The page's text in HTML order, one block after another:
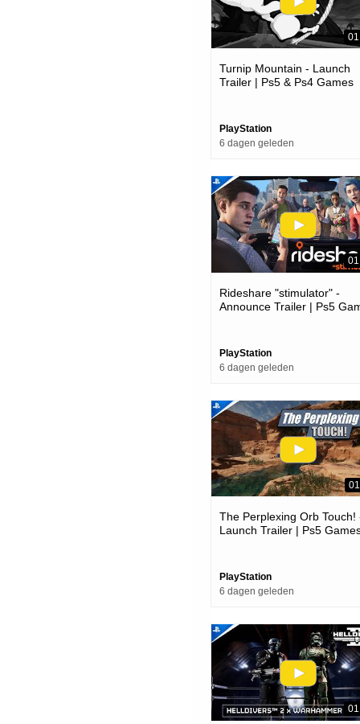
Turnip Mountain - Launch
Trailer | Ps5 & Ps4 Games
PlayStation
6 dagen geleden
Rideshare "stimulator" -
Announce Trailer | Ps5
PlayStation
6 dagen geleden
The Perplexing Orb Touch!
Launch Trailer | Ps5
PlayStation
6 dagen geleden